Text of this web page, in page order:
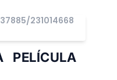
231014668
PELÍCULA